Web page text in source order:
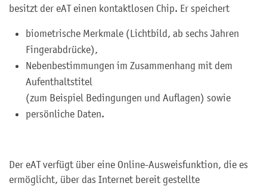
besitzt der eAT einen kontaktlosen Chip. Er speichert
biometrische Merkmale (Lichtbild, ab sechs Jahren
Fingerabdrücke),
Nebenbestimmungen im Zusammenhang mit dem
Aufenthaltstitel
(zum Beispiel Bedingungen und Auflagen) sowie
persönliche Daten.
Der eAT verfügt über eine Online-Ausweisfunktion, die es
ermöglicht, über das Internet bereit gestellte